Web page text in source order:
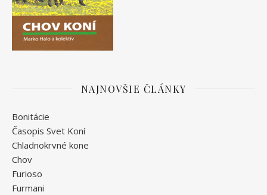
NAJNOVŠIE ČLÁNKY
Bonitácie
Časopis Svet Koní
Chladnokrvné kone
Chov
Furioso
Furmani